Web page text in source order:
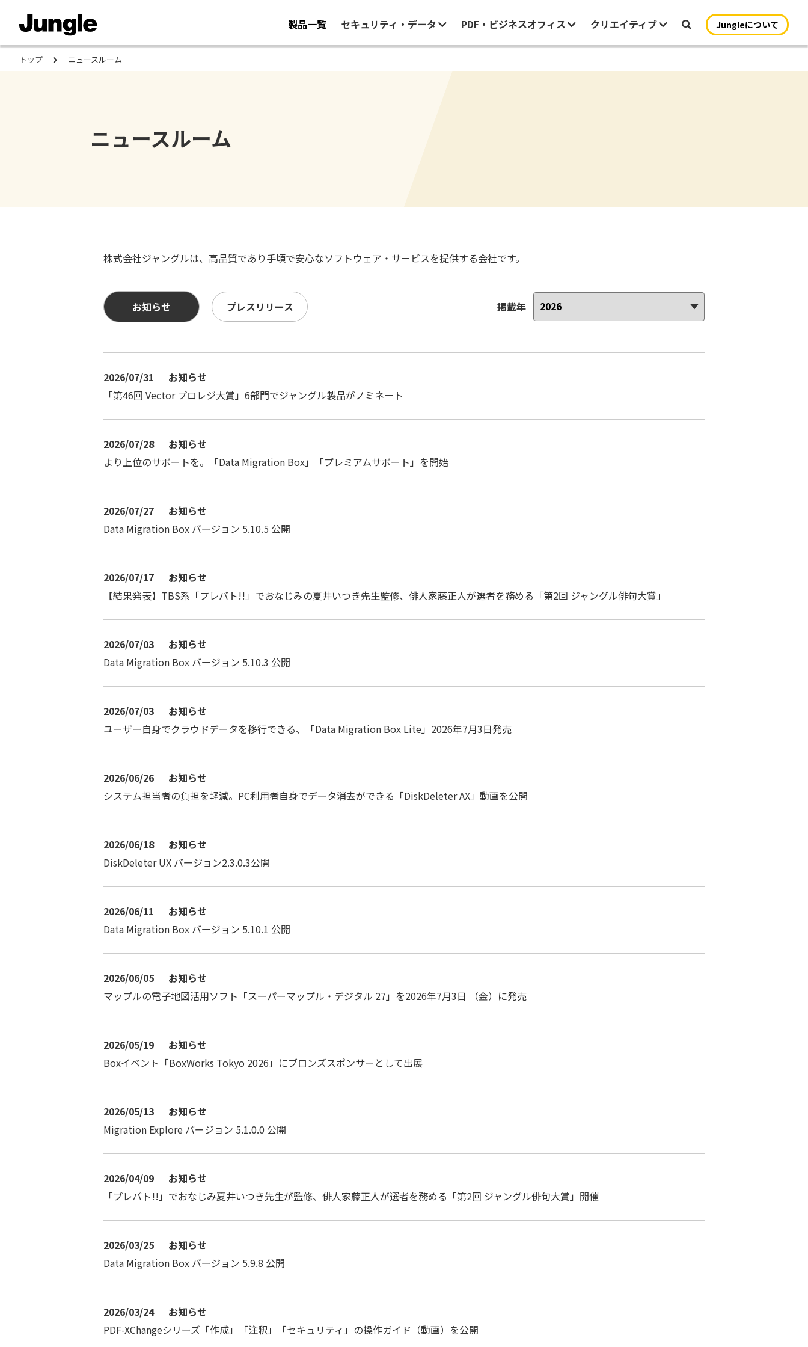
製品一覧 セキュリティ・データ PDF・ビジネスオフィス クリエイティブ Jungleについて
トップ ニュースルーム
ニュースルーム
株式会社ジャングルは、⾼品質であり⼿頃で安⼼なソフトウェア・サービスを提供する会社です。
お知らせ プレスリリース 掲載年
2026/07/31
お知らせ
「第46回 Vector プロレジ大賞」6部門でジャングル製品がノミネート
2026/07/28
お知らせ
より上位のサポートを。「Data Migration Box」「プレミアムサポート」を開始
2026/07/27
お知らせ
Data Migration Box バージョン 5.10.5 公開
2026/07/17
お知らせ
【結果発表】TBS系「プレバト!!」でおなじみの夏井いつき先生監修、俳人家藤正人が選者を務める「第2回 ジャングル俳句大賞」
2026/07/03
お知らせ
Data Migration Box バージョン 5.10.3 公開
2026/07/03
お知らせ
ユーザー自身でクラウドデータを移行できる、「Data Migration Box Lite」2026年7月3日発売
2026/06/26
お知らせ
システム担当者の負担を軽減。PC利用者自身でデータ消去ができる「DiskDeleter AX」動画を公開
2026/06/18
お知らせ
DiskDeleter UX バージョン2.3.0.3公開
2026/06/11
お知らせ
Data Migration Box バージョン 5.10.1 公開
2026/06/05
お知らせ
マップルの電子地図活用ソフト「スーパーマップル・デジタル 27」を2026年7月3日 （金）に発売
2026/05/19
お知らせ
Boxイベント「BoxWorks Tokyo 2026」にブロンズスポンサーとして出展
2026/05/13
お知らせ
Migration Explore バージョン 5.1.0.0 公開
2026/04/09
お知らせ
「プレバト!!」でおなじみ夏井いつき先生が監修、俳人家藤正人が選者を務める「第2回 ジャングル俳句大賞」開催
2026/03/25
お知らせ
Data Migration Box バージョン 5.9.8 公開
2026/03/24
お知らせ
PDF-XChangeシリーズ「作成」「注釈」「セキュリティ」の操作ガイド（動画）を公開